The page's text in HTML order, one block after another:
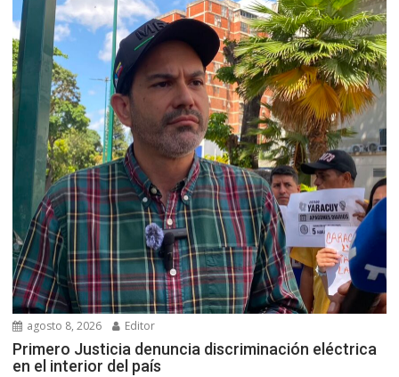
agosto 8, 2026 Editor
Primero Justicia denuncia discriminación eléctrica
en el interior del país